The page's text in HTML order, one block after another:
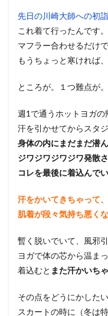
先日の川崎大師への初詣
これ着て行ったんです。
マフラー合わせるだけ
もうちょっと寒ければ
ところが。１つ難点が。
週1で通うホットヨガの
汗を引かせてからスタ
身体の内にまだまだ潜
ジワジワジワジワ発散
コレを最後に着込んで
汗をかいてきちゃって、
肌着が段々気持ち悪く
暫く脱いでいて、風邪
ヨガで体の芯から温ま
着込むと また汗かいち
その点をどうにかした
スカートの時に（冬は